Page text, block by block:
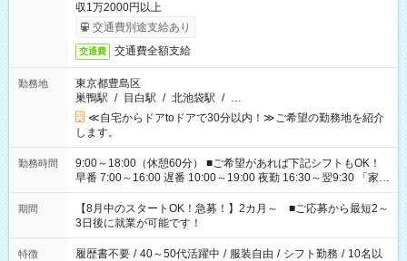
収1万2000円以上
交通費別途支給あり
交通費 交通費全額支給
勤務地
東京都豊島区
巣鴨駅 / 目白駅 / 北池袋駅 / …
≪自宅からドアtoドアで30分以内！≫ご希望の勤務地を紹介
します。
勤務時間
9:00～18:00（休憩60分） ■ご希望があれば下記シフトもOK！
早番 7:00～16:00 遅番 10:00～19:00 夜勤 16:30～翌9:30 「家族
と休みを合わせたい」 「余裕を持って夕飯の準備がしたい」
「できれば残業はしたくない」 など、ご希望を教えてください
ね。 ※Wワーク希望の方へ 今ご覧のお仕事で希望する勤務時間
と、もう1つのお仕事の勤務時間。 合計で週40時間を超える場
合は応募できません。
期間
【8月中のスタートOK！急募！】2カ月～ ■ご応募から最短2～
3日後に就業が可能です！
特徴 履歴書不要 / 40～50代活躍中 / 服装自由 / シフト勤務 / 10名以